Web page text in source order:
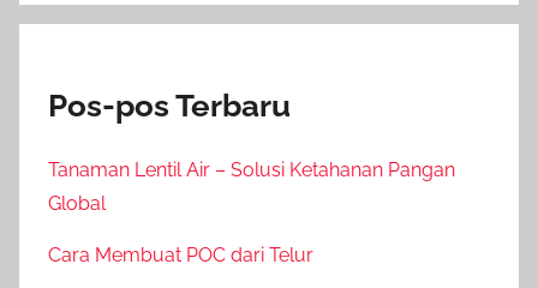
Pos-pos Terbaru
Tanaman Lentil Air – Solusi Ketahanan Pangan
Global
Cara Membuat POC dari Telur